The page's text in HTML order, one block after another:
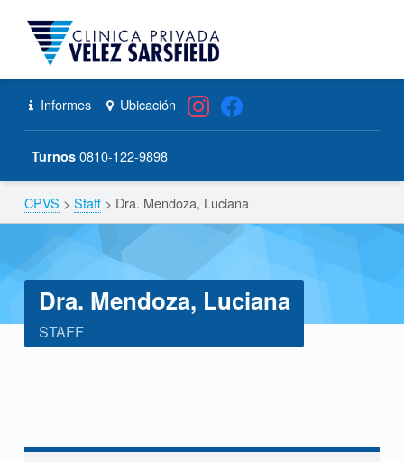
Dra. Mendoza, Luciana – CPVS
Primary Menu
Header info sidebar Informes Ubicación
Turnos 0810-122-9898
Breadcrumbs navigation
CPVS > Staff> Dra. Mendoza, Luciana
Dra. Mendoza, Luciana
STAFF
r